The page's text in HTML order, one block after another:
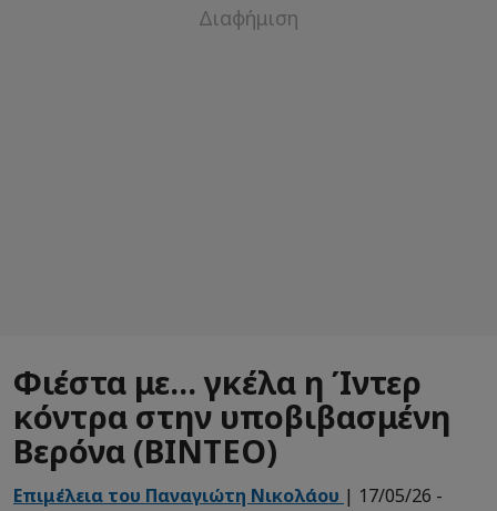
Φιέστα με... γκέλα η Ίντερ
κόντρα στην υποβιβασμένη
Βερόνα (ΒΙΝΤΕΟ)
Επιμέλεια του Παναγιώτη Νικολάου | 17/05/26 -